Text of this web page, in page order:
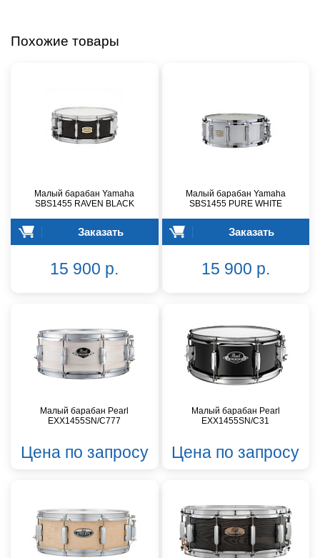
Похожие товары
Малый барабан Yamaha
SBS1455 RAVEN BLACK
Заказать
15 900 р.
Малый барабан Yamaha
SBS1455 PURE WHITE
Заказать
15 900 р.
Малый барабан Pearl
EXX1455SN/C777
Цена по запросу
Малый барабан Pearl
EXX1455SN/C31
Цена по запросу